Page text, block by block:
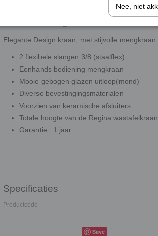
Elegante Design kraan, met stijvolle mengkraan
2 flexibele slangen 3/8 (staalflex)
Eenhands bediening mengkraan
Mooie gebogen glazen uitloop(mond)
Diverse bevestingingsmaterialen
Voorzien van keramische afsluiters
Totale hoogte van de Regina
Garantie : 1 jaar
Specificaties
Productcode
Save
Nee, niet